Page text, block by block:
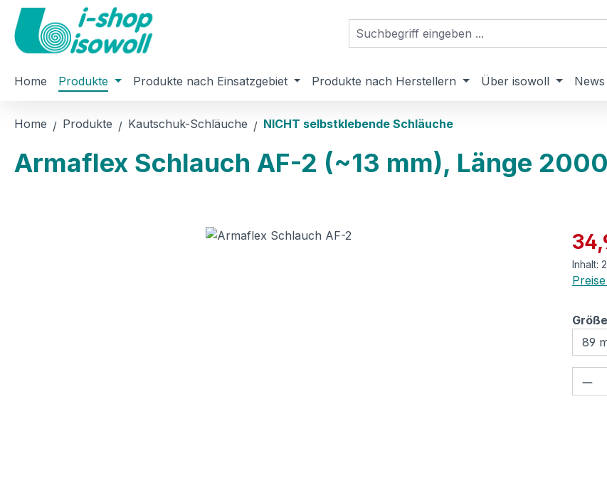
Hauptinhalt springen
Zur Suche springen
Zur Hauptnavigation springen
Home Produkte Produkte nach Einsatzgebiet Produkte nach Herstellern Über isowoll
Home Produkte Kautschuk-Schläuche NICHT selbstklebende Schläuche
Armaflex Schlauch AF-2 (~13 mm), Länge
Inhalt:
Größe